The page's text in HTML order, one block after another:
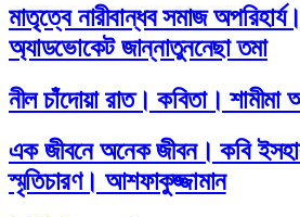
মাতৃত্বে নারীবান্ধব সমাজ
অ্যাডভোকেট জান্নাতুননেছা তমা
নীল চাঁদোয়া রাত। কবিতা।
এক জীবনে অনেক জীবন। কবি
স্মৃতিচারণ। আশফাকুজ্জামান